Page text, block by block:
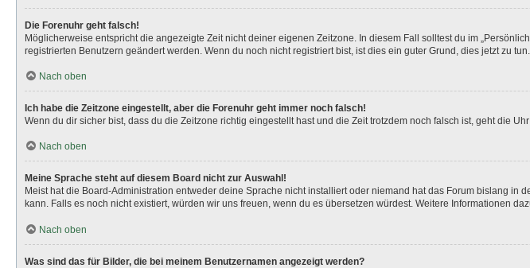
Die Forenuhr geht falsch!
Möglicherweise entspricht die angezeigte Zeit nicht deiner eigenen Zeitzone. In diesem Fall solltest du im
registrierten Benutzern geändert werden. Wenn du noch nicht registriert bist, ist dies ein guter Grund, dies jetzt zu tun.
Nach oben
Ich habe die Zeitzone eingestellt, aber die Forenuhr geht immer noch falsch!
Wenn du dir sicher bist, dass du die Zeitzone richtig eingestellt hast und die Zeit trotzdem noch falsch ist, geht die
Nach oben
Meine Sprache steht auf diesem Board nicht zur Auswahl!
Meist hat die Board-Administration entweder deine Sprache nicht installiert oder niemand hat das Forum bislang
kann. Falls es noch nicht existiert, würden wir uns freuen, wenn du es übersetzen würdest. Weitere Informationen
Nach oben
Was sind das für Bilder, die bei meinem Benutzernamen angezeigt werden?